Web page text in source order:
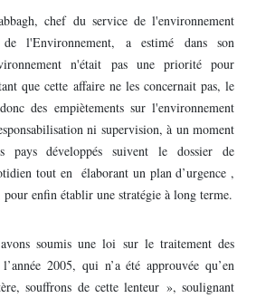
chef du service de l'environnement
l'Environnement, a estimé dans son
n'était pas une priorité pour
que cette affaire ne les concernait pas, le
des empiètements sur l'environnement
ni supervision, à un moment
développés suivent le dossier de
tout en élaborant un plan d’urgence ,
enfin établir une stratégie à long terme.
soumis une loi sur le traitement des
2005, qui n’a été approuvée qu’en
souffrons de cette lenteur », soulignant